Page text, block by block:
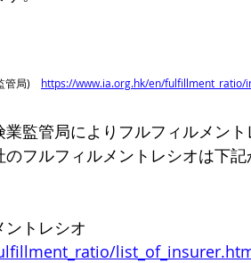
管局) https://www.ia.org.hk/en/fulfillment_ratio/
監管局によりフルフィルメン
フルフィルメントレシオは下
トレシオ